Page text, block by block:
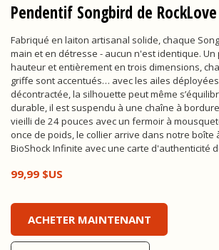
Pendentif Songbird de RockLove
Fabriqué en laiton artisanal solide, chaque
main et en détresse - aucun n'est identique. Un
hauteur et entièrement en trois dimensions,
griffe sont accentués… avec les ailes
décontractée, la silhouette peut même
durable, il est suspendu à une chaîne à
vieilli de 24 pouces avec un fermoir à
once de poids, le collier arrive dans notre boîte
BioShock Infinite avec une carte d'authenticité
99,99 $US
ACHETER MAINTENANT
Pendentif Songbird de RockLove, , 99,99